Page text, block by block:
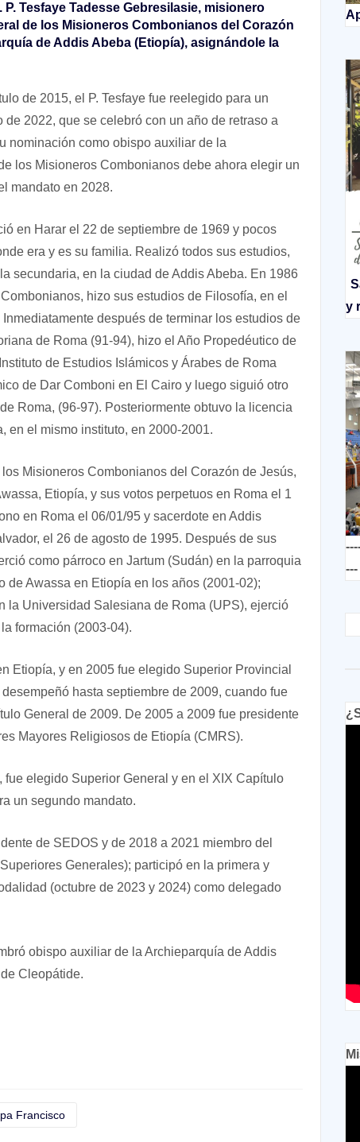
Tesfaye Tadesse Gebresilasie, misionero
de los Misioneros Combonianos del Corazón
de Addis Abeba (Etiopía), asignándole la
de 2015, el P. Tesfaye fue reelegido para un
2022, que se celebró con un año de retraso a
nominación como obispo auxiliar de la
los Misioneros Combonianos debe ahora elegir un
mandato en 2028.
en Harar el 22 de septiembre de 1969 y pocos
era y es su familia. Realizó todos sus estudios,
secundaria, en la ciudad de Addis Abeba. En 1986
hizo sus estudios de Filosofía, en el
después de terminar los estudios de
de Roma (91-94), hizo el Año Propedéutico de
de Estudios Islámicos y Árabes de Roma
de Dar Comboni en El Cairo y luego siguió otro
Roma, (96-97). Posteriormente obtuvo la licencia
en el mismo instituto, en 2000-2001.
Misioneros Combonianos del Corazón de Jesús,
Etiopía, y sus votos perpetuos en Roma el 1
en Roma el 06/01/95 y sacerdote en Addis
el 26 de agosto de 1995. Después de sus
como párroco en Jartum (Sudán) en la parroquia
de Awassa en Etiopía en los años (2001-02);
la Universidad Salesiana de Roma (UPS), ejerció
formación (2003-04).
Etiopía, y en 2005 fue elegido Superior Provincial
hasta septiembre de 2009, cuando fue
General de 2009. De 2005 a 2009 fue presidente
Mayores Religiosos de Etiopía (CMRS).
elegido Superior General y en el XIX Capítulo
un segundo mandato.
de SEDOS y de 2018 a 2021 miembro del
Generales); participó en la primera y
(octubre de 2023 y 2024) como delegado
obispo auxiliar de la Archieparquía de Addis
Cleopátide.
Francisco
y
---